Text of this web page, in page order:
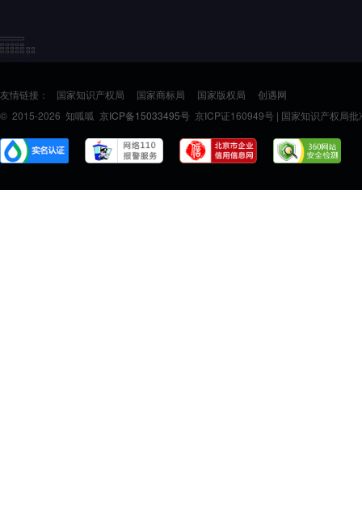
友情链接： 国家知识产权局 国家商标局 国家版权局
创遇网
© 2015-2026 知呱呱 京ICP备15033495号 京ICP证160949号 | 国家知识产权局